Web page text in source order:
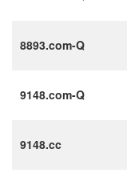
8893.com-Q
9148.com-Q
9148.cc